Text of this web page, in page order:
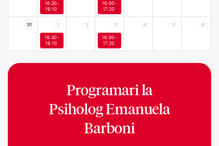
16:30 -
19:10
16:00 -
17:20
31 1 2 3 4 5 6
16:30 -
19:10
16:00 -
17:20
Programari la
Psiholog Emanuela
Barboni